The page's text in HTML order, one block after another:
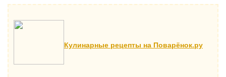
Кулинарные рецепты на Поварёнок.ру